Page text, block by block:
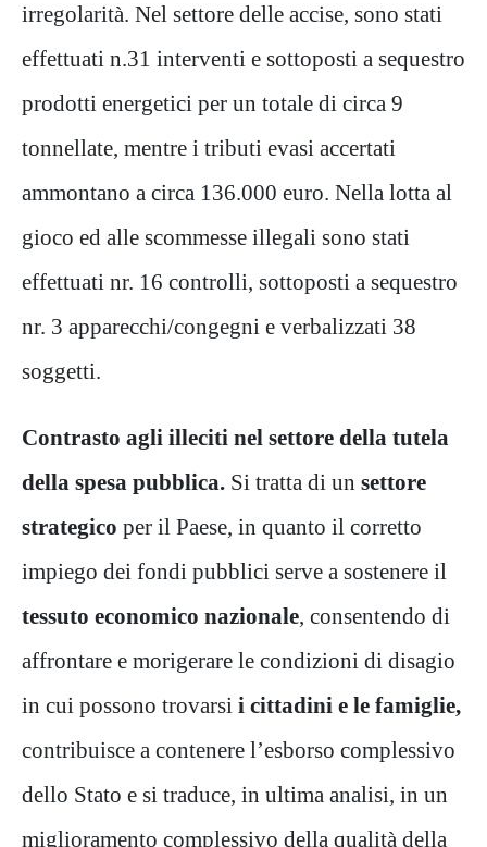
irregolarità. Nel settore delle accise, sono stati
effettuati n.31 interventi e sottoposti a sequestro
prodotti energetici per un totale di circa 9
tonnellate, mentre i tributi evasi accertati
ammontano a circa 136.000 euro. Nella lotta al
gioco ed alle scommesse illegali sono stati
effettuati nr. 16 controlli, sottoposti a sequestro
nr. 3 apparecchi/congegni e verbalizzati 38
soggetti.
Contrasto agli illeciti nel settore della tutela
della spesa pubblica. Si tratta di un settore
strategico per il Paese, in quanto il corretto
impiego dei fondi pubblici serve a sostenere il
tessuto economico nazionale, consentendo di
affrontare e morigerare le condizioni di disagio
in cui possono trovarsi i cittadini e le famiglie,
contribuisce a contenere l’esborso complessivo
dello Stato e si traduce, in ultima analisi, in un
miglioramento complessivo della qualità della